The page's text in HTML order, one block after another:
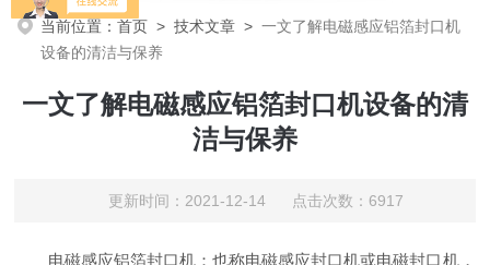
当前位置：首页 >技术文章 >一文了解电磁感应铝箔封口机
设备的清洁与保养
一文了解电磁感应铝箔封口机设备的清
洁与保养
更新时间：2021-12-14 点击次数：6917
电磁感应铝箔封口机：也称电磁感应封口机或电磁封口机，